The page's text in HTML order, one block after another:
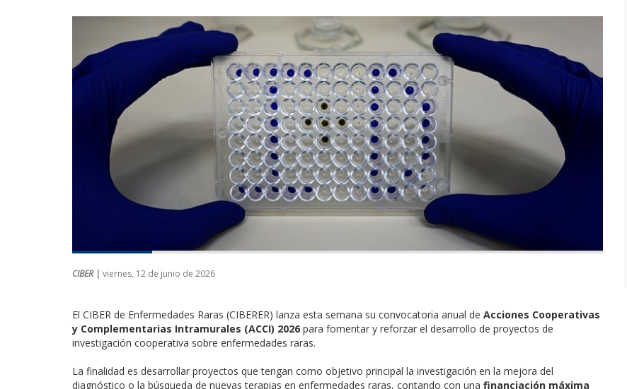
CIBER | viernes, 12 de junio de 2026
El CIBER de Enfermedades Raras (CIBERER) lanza esta semana su convocatoria anual de Acciones Cooperativas
y Complementarias Intramurales (ACCI) 2026 para fomentar y reforzar el desarrollo de proyectos de
investigación cooperativa sobre enfermedades raras.
La finalidad es desarrollar proyectos que tengan como objetivo principal la investigación en la mejora del
diagnóstico o la búsqueda de nuevas terapias en enfermedades raras, contando con una financiación máxima